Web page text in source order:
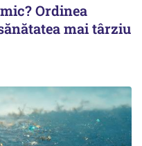
Ordinea
mai târziu